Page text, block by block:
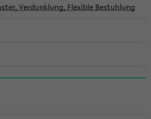
Verdunklung, Flexible Bestuhlung